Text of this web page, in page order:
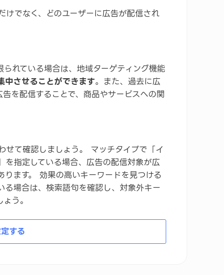
でなく、どのユーザーに広告が配信され
れている場合は、地域ターゲティング機能
中させることができます。また、過去に広
を配信することで、商品やサービスへの関
て確認しましょう。 マッチタイプで「イ
指定している場合、広告の配信対象が広
ます。 効果の高いキーワードを見つける
場合は、検索語句を確認し、対象外キー
う。
する